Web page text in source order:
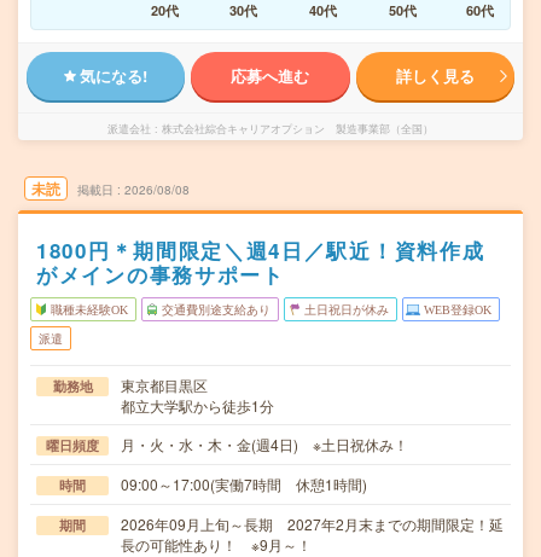
20代
30代 40代 50代 60代
気になる! 応募へ進む 詳しく見る
派遣会社 株式会社綜合キャリアオプション 製造事業部（全国）
未読 掲載日 2026/08/08
1800円＊期間限定＼週4日／駅近！資料作成
がメインの事務サポート
職種未経験OK 交通費別途支給あり 土日祝日が休み WEB登録OK
派遣
勤務地
東京都目黒区
都立大学駅から徒歩1分
曜日頻度 月・火・水・木・金(週4日) ※土日祝休み！
時間 09:00～17:00(実働7時間 休憩1時間)
期間
2026年09月上旬～長期 2027年2月末までの期間限定！延
長の可能性あり！ ※9月～！